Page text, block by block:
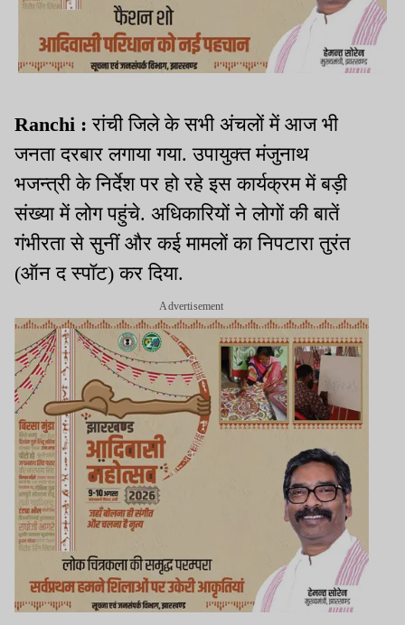
Ranchi :रांची जिले के सभी अंचलों में आज भी
जनता दरबार लगाया गया. उपायुक्त मंजुनाथ
भजन्त्री के निर्देश पर हो रहे इस कार्यक्रम में बड़ी
संख्या में लोग पहुंचे. अधिकारियों ने लोगों की बातें
गंभीरता से सुनीं और कई मामलों का निपटारा तुरंत
(ऑन द स्पॉट) कर दिया.
Advertisement